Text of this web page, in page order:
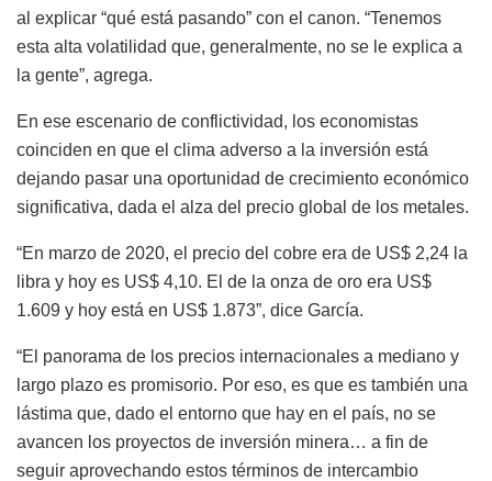
al explicar “qué está pasando” con el canon. “Tenemos
esta alta volatilidad que, generalmente, no se le explica a
la gente”, agrega.
En ese escenario de conflictividad, los economistas
coinciden en que el clima adverso a la inversión está
dejando pasar una oportunidad de crecimiento económico
significativa, dada el alza del precio global de los metales.
“En marzo de 2020, el precio del cobre era de US$ 2,24 la
libra y hoy es US$ 4,10. El de la onza de oro era US$
1.609 y hoy está en US$ 1.873”, dice García.
“El panorama de los precios internacionales a mediano y
largo plazo es promisorio. Por eso, es que es también una
lástima que, dado el entorno que hay en el país, no se
avancen los proyectos de inversión minera… a fin de
seguir aprovechando estos términos de intercambio